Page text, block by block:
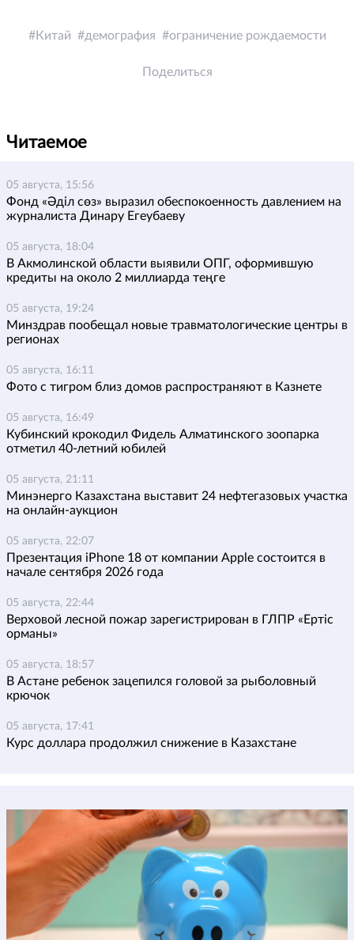
Китай демография ограничение рождаемости
Поделиться
Читаемое
05 августа, 15:56
Фонд «Әділ сөз» выразил обеспокоенность давлением на
журналиста Динару Егеубаеву
05 августа, 18:04
В Акмолинской области выявили ОПГ, оформившую
кредиты на около 2 миллиарда теңге
05 августа, 19:24
Минздрав пообещал новые травматологические центры в
регионах
05 августа, 16:11
Фото с тигром близ домов распространяют в Казнете
05 августа, 16:49
Кубинский крокодил Фидель Алматинского зоопарка
отметил 40-летний юбилей
05 августа, 21:11
Минэнерго Казахстана выставит 24 нефтегазовых участка
на онлайн-аукцион
05 августа, 22:07
Презентация iPhone 18 от компании Apple состоится в
начале сентября 2026 года
05 августа, 22:44
Верховой лесной пожар зарегистрирован в ГЛПР «Ертіс
орманы»
05 августа, 18:57
В Астане ребенок зацепился головой за рыболовный
крючок
05 августа, 17:41
Курс доллара продолжил снижение в Казахстане